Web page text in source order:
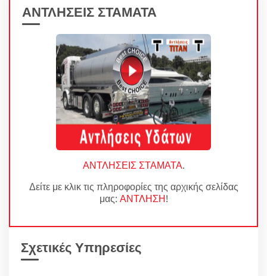
ΑΝΤΛΗΣΕΙΣ ΣΤΑΜΑΤΑ
ΑΝΤΛΗΣΕΙΣ ΣΤΑΜΑΤΑ.
Δείτε με κλικ τις πληροφορίες της αρχικής σελίδας
μας: ΑΝΤΛΗΣΗ!
Σχετικές Υπηρεσίες